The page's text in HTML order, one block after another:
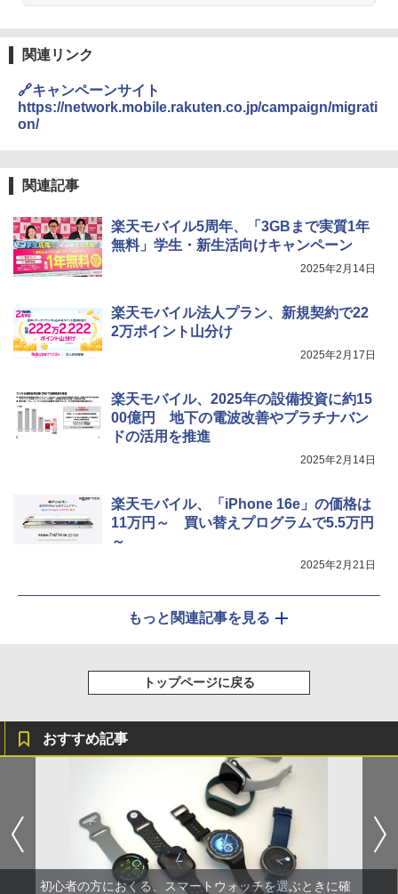
関連リンク
🔗キャンペーンサイト
https://network.mobile.rakuten.co.jp/campaign/migrati
on/
関連記事
楽天モバイル5周年、「3GBまで実質1年
無料」学生・新生活向けキャンペーン
2025年2月14日
楽天モバイル法人プラン、新規契約で22
2万ポイント山分け
2025年2月17日
楽天モバイル、2025年の設備投資に約15
00億円 地下の電波改善やプラチナバン
ドの活用を推進
2025年2月14日
楽天モバイル、「iPhone 16e」の価格は
11万円～ 買い替えプログラムで5.5万円
～
2025年2月21日
もっと関連記事を見る
トップページに戻る
おすすめ記事
初心者の方におくる、スマートウォッチを選ぶときに確